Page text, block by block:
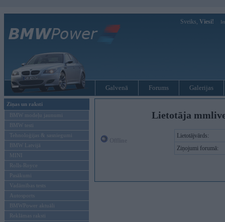
Sveiks, Viesi!
Galvenā Forums Galerijas
Ziņas un raksti
BMW modeļu jaunumi
BMW testi
Tehnoloģijas & sasniegumi
BMW Latvijā
MINI
Rolls-Royce
Pasākumi
Vadāmības tests
Autosports
BMWPower aktuāli
Reklāmas raksti
Lietotāja
Lietotājvārds:
Ziņojumi forumā: